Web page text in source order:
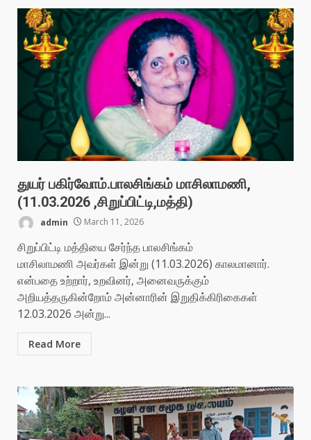
துயர் பகிர்வோம்.பாலசிங்கம் மாசிலாமணி,
(11.03.2026 ,சிறுப்பிட்டி,மத்தி)
admin March 11, 2026
சிறுப்பிட்டி மத்தியை சேர்ந்த பாலசிங்கம்
மாசிலாமணி அவர்கள் இன்று (11.03.2026) காலமானார்.
என்பதை உற்றார், உறவினர், அனைவருக்கும்
அறியத்தருகின்றோம் அன்னாரின் இறுதிக்கிரிகைகள்
12.03.2026 அன்று...
Read More